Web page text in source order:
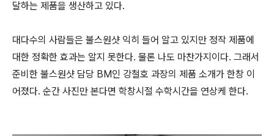
달하는 제품을 생산하고 있다.
대다수의 사람들은 불스원샷 익히 들어 알고 있지만 정작 제품에
대한 정확한 효과는 알지 못한다. 물론 나도 마찬가지이다. 그래서
준비한 불스원샷 담당 BM인 강철호 과장의 제품 소개가 한창 이
어졌다. 순간 사진만 본다면 학창시절 수학시간을 연상케 한다.